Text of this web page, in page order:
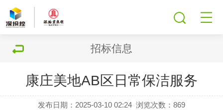
招标信息
康庄美地AB区日常保洁服务
发布日期：2025-03-10 02:24 浏览次数：869